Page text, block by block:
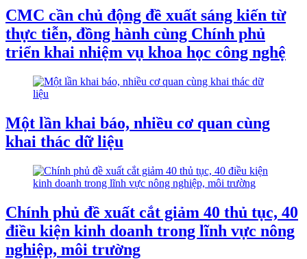
CMC cần chủ động đề xuất sáng kiến từ
thực tiễn, đồng hành cùng Chính phủ
triển khai nhiệm vụ khoa học công nghệ
Một lần khai báo, nhiều cơ quan cùng
khai thác dữ liệu
Chính phủ đề xuất cắt giảm 40 thủ tục, 40
điều kiện kinh doanh trong lĩnh vực nông
nghiệp, môi trường